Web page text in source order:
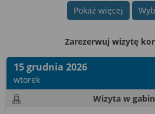
Pokaż więcej
Zarezerwuj wizytę
15 grudnia 2026
wtorek
Wizyta w